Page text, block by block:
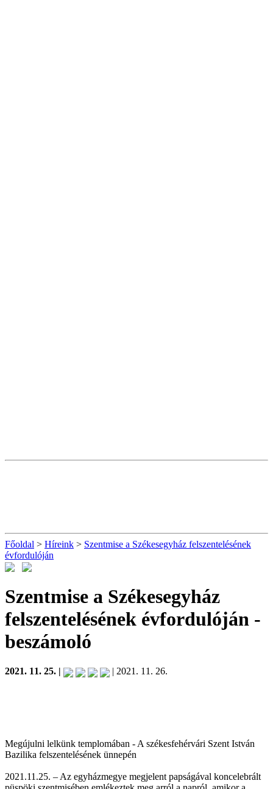
Főoldal > Híreink > Szentmise a Székesegyház felszentelésének
évfordulóján
Szentmise a Székesegyház
felszentelésének évfordulóján -
beszámoló
2021. 11. 25. | | 2021. 11. 26.
Megújulni lelkünk templomában - A székesfehérvári Szent István
Bazilika felszentelésének ünnepén
2021.11.25. – Az egyházmegye megjelent papságával koncelebrált